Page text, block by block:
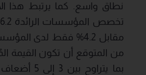
نطاق واسع. كما يرتبط هذا
مقابل 4.2% فقط لدى
من المتوقع أن تكون القيمة